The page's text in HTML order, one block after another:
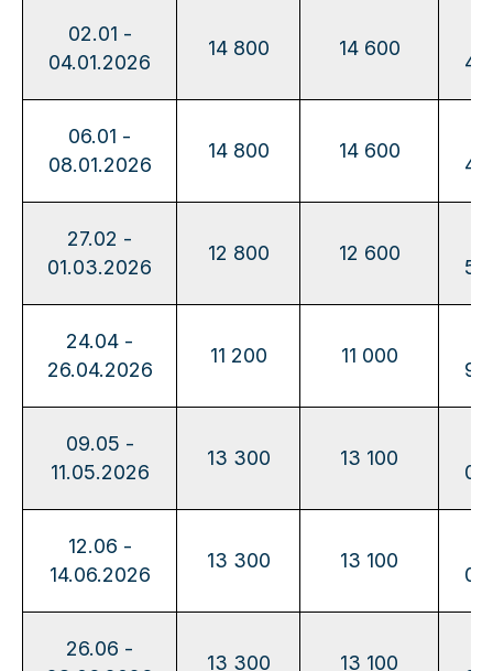
02.01 -
04.01.2026
14 800 14 600
06.01 -
08.01.2026
14 800 14 600
27.02 -
01.03.2026
12 800 12 600
24.04 -
26.04.2026
11 200 11 000
09.05 -
11.05.2026
13 300 13 100
12.06 -
14.06.2026
13 300 13 100
26.06 -
13 300 13 100